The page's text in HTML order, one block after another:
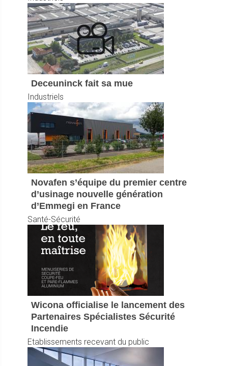
Deceuninck fait sa mue
Industriels
Novafen s’équipe du premier centre
d’usinage nouvelle génération
d’Emmegi en France
Santé-Sécurité
Wicona officialise le lancement des
Partenaires Spécialistes Sécurité
Incendie
Etablissements recevant du public